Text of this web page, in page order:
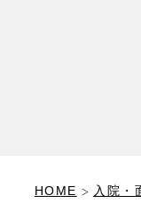
HOME 入院・